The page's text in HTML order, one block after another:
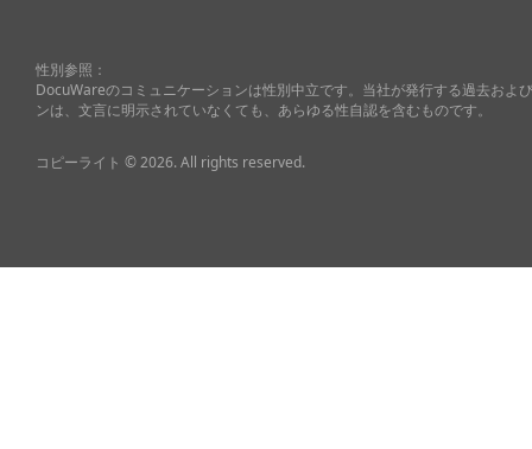
性別参照：
DocuWareのコミュニケーションは性別中立です。当社が発行する過去およ
ンは、文言に明示されていなくても、あらゆる性自認を含むものです。
コピーライト © 2026. All rights reserved.